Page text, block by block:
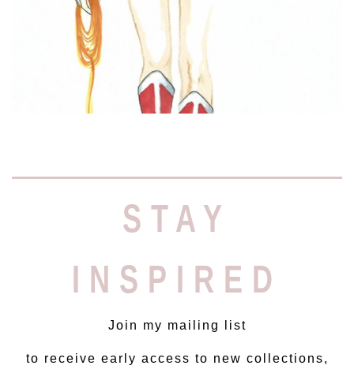
Read More »
STAY
INSPIRED
Join my mailing list
to receive early access to new collections,